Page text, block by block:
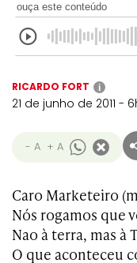
ouça este conteúdo
RICARDO FORT i
21 de junho de 2011 -
- A + A
Caro Marketeiro
Nós rogamos que
Nao à terra, mas à
O que aconteceu